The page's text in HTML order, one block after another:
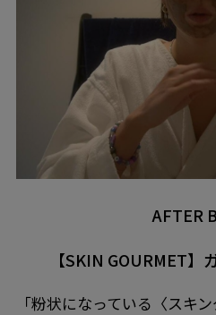
AFTER
【SKIN GOURMET】
「粉状になっている〈スキ